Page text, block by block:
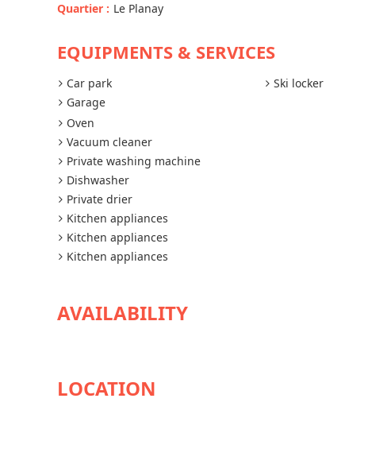
Quartier : Le Planay
EQUIPMENTS & SERVICES
Car park
Garage
Oven
Vacuum cleaner
Private washing machine
Dishwasher
Private drier
Kitchen appliances
Kitchen appliances
Kitchen appliances
Ski locker
AVAILABILITY